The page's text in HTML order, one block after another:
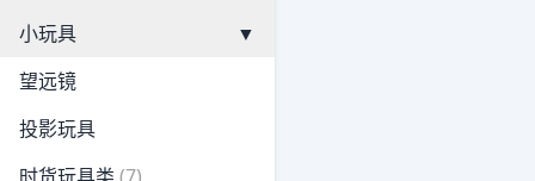
小玩具
▼
望远镜
投影玩具